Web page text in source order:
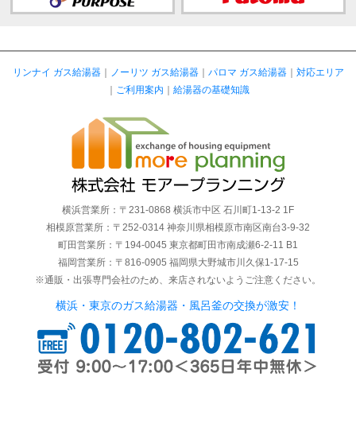
リンナイ ガス給湯器｜ ノーリツ ガス給湯器｜ パロマ ガス給湯器｜ 対応エリア
｜ ご利用案内 ｜ 給湯器の基礎知識
横浜営業所：〒231-0868 横浜市中区 石川町1-13-2 1F
相模原営業所：〒252-0314 神奈川県相模原市南区南台3-9-32
町田営業所：〒194-0045 東京都町田市南成瀬6-2-11 B1
福岡営業所：〒816-0905 福岡県大野城市川久保1-17-15
※通販・出張専門会社のため、来店されないようご注意ください。
横浜・東京のガス給湯器・風呂釜の交換が激安！